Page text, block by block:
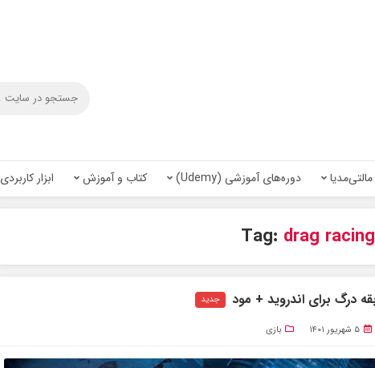
مالتی‌مدیا دوره‌های آموزشی (Udemy) کتاب و آموزش ابزار کاربردی
Tag: drag racing
جدید
۵ شهریور ۱۴۰۱ بازی